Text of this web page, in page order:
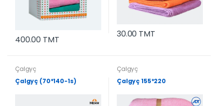
400.00 TMT
30.00 TMT
Çalgyç
Çalgyç (70*140-1s)
Çalgyç
Çalgyç 155*220